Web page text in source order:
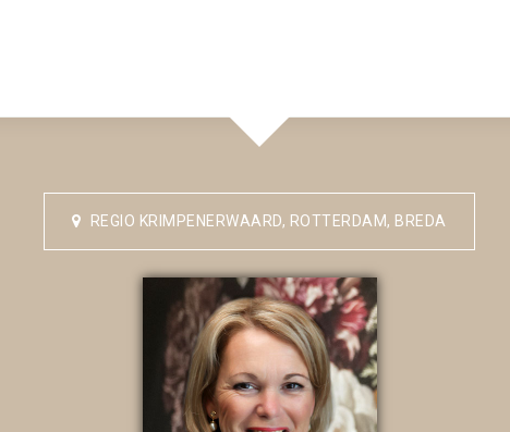
REGIO KRIMPENERWAARD, ROTTERDAM, BREDA